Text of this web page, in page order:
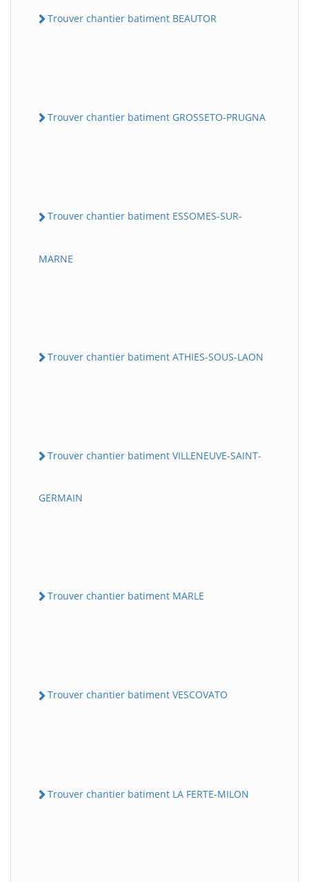
Trouver chantier batiment BEAUTOR
Trouver chantier batiment GROSSETO-PRUGNA
Trouver chantier batiment ESSOMES-SUR-
MARNE
Trouver chantier batiment ATHIES-SOUS-LAON
Trouver chantier batiment VILLENEUVE-SAINT-
GERMAIN
Trouver chantier batiment MARLE
Trouver chantier batiment VESCOVATO
Trouver chantier batiment LA FERTE-MILON